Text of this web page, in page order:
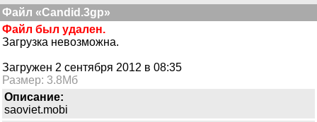
Файл «Candid.3gp»
Файл был удален.
Загрузка невозможна.
Загружен 2 сентября 2012 в 08:35
Размер: 3.8Мб
Описание:
saoviet.mobi